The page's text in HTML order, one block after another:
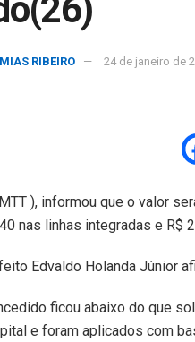
RIBEIRO 24 de janeiro de
), informou que o valor
nas linhas integradas e R$
Edvaldo Holanda Júnior
ficou abaixo do que
e foram aplicados com